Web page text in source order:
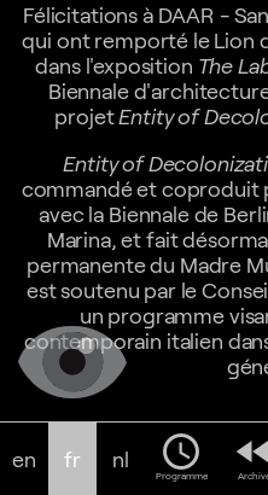
Félicitations à DAAR -
qui ont remporté le Lion
dans l'exposition The
Biennale
projetEntity of
Entity of
commandé et coproduit
avec la Biennale de
Marina, et fait
permanente du Madre
est soutenu par le
un programme
contemporain italien
en fr nl schedule
Programme
fast_rewind